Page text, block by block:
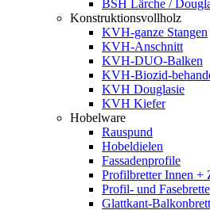
BSH Lärche /
Konstruktionsvollholz
KVH-ganze Stangen
KVH-Anschnitt
KVH-DUO-Balken
KVH-Biozid-
KVH Douglasie
KVH Kiefer
Hobelware
Rauspund
Hobeldielen
Fassadenprofile
Profilbretter Innen +
Profil- und
Glattkant-